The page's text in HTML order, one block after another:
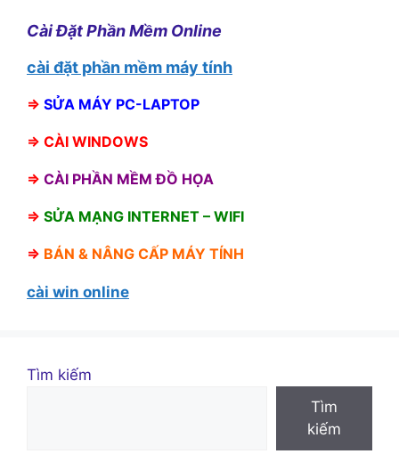
Cài Đặt Phần Mềm Online
cài đặt phần mềm máy tính
⇒ SỬA MÁY PC-LAPTOP
⇒ CÀI WINDOWS
⇒ CÀI PHẦN MỀM ĐỒ HỌA
⇒ SỬA MẠNG INTERNET – WIFI
⇒ BÁN & NÂNG CẤP MÁY TÍNH
cài win online
Tìm kiếm
Tìm
kiếm